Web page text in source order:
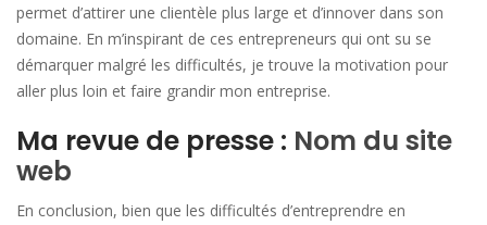
permet d’attirer une clientèle plus large et d’innover dans son
domaine. En m’inspirant de ces entrepreneurs qui ont su se
démarquer malgré les difficultés, je trouve la motivation pour
aller plus loin et faire grandir mon entreprise.
Ma revue de presse : Nom du site
web
En conclusion, bien que les difficultés d’entreprendre en